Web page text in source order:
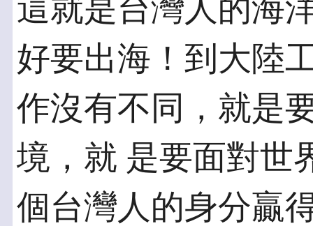
這就是台灣人的海
好要出海！到大陸
作沒有不同，就是
境，就 是要面對世
個台灣人的身分贏